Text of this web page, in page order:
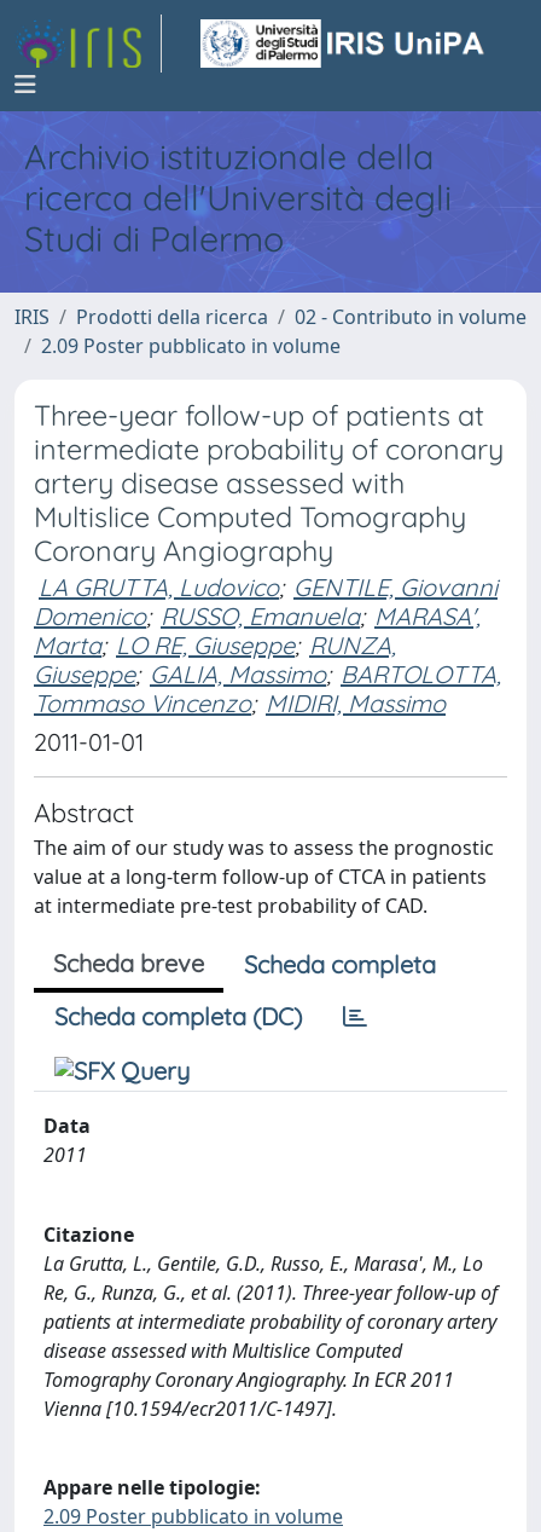
Archivio istituzionale della
ricerca dell'Università degli
Studi di Palermo
IRIS Prodotti della ricerca
02 - Contributo in volume
2.09 Poster pubblicato in volume
Three-year follow-up of patients at
intermediate probability of coronary
artery disease assessed with
Multislice Computed Tomography
Coronary Angiography
LA GRUTTA, Ludovico; GENTILE, Giovanni
Domenico; RUSSO, Emanuela; MARASA',
Marta; LO RE, Giuseppe; RUNZA,
Giuseppe; GALIA, Massimo; BARTOLOTTA,
Tommaso Vincenzo; MIDIRI, Massimo
2011-01-01
Abstract
The aim of our study was to assess the prognostic
value at a long-term follow-up of CTCA in patients
at intermediate pre-test probability of CAD.
Scheda breve
Scheda completa
Scheda completa (DC)
Data
2011
Citazione
La Grutta, L., Gentile, G.D., Russo, E., Marasa', M., Lo
Re, G., Runza, G., et al. (2011). Three-year follow-up of
patients at intermediate probability of coronary artery
disease assessed with Multislice Computed
Tomography Coronary Angiography. In ECR 2011
Vienna [10.1594/ecr2011/C-1497].
Appare nelle tipologie:
2.09 Poster pubblicato in volume